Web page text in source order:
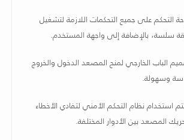
التحكم على جميع التحكمات اللازمة لتشغيل
سلسة، بالإضافة إلى واجهة المستخدم.
الباب الخارجي لمنح المصعد الدخول والخروج
وسهولة.
استخدام نظام التحكم الأمني لتفادي الأخطاء
المصعد بين الأدوار المختلفة.